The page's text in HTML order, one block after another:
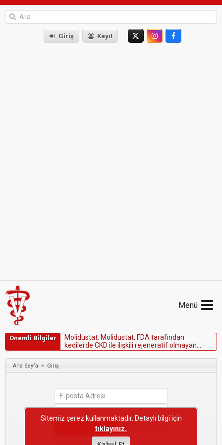
Giriş Kayıt
Menü
Önemli Bilgiler Mo idustat: Mo idustat, FDA tarafından
kedi erde CKD i e i işki i rejeneratifo mayan
anemininkontrolüiçinkoşulluolarak
onaylanmıştır.
Ana Sayfa » Giriş
Sitemiz çerez kullanmaktadır. Detaylı bilgi için
tıklayınız.